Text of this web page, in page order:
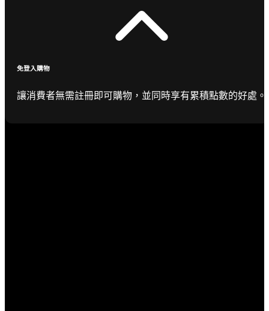
免登入購物
讓消費者無需註冊即可購物，並同時享有累積點數的好處。